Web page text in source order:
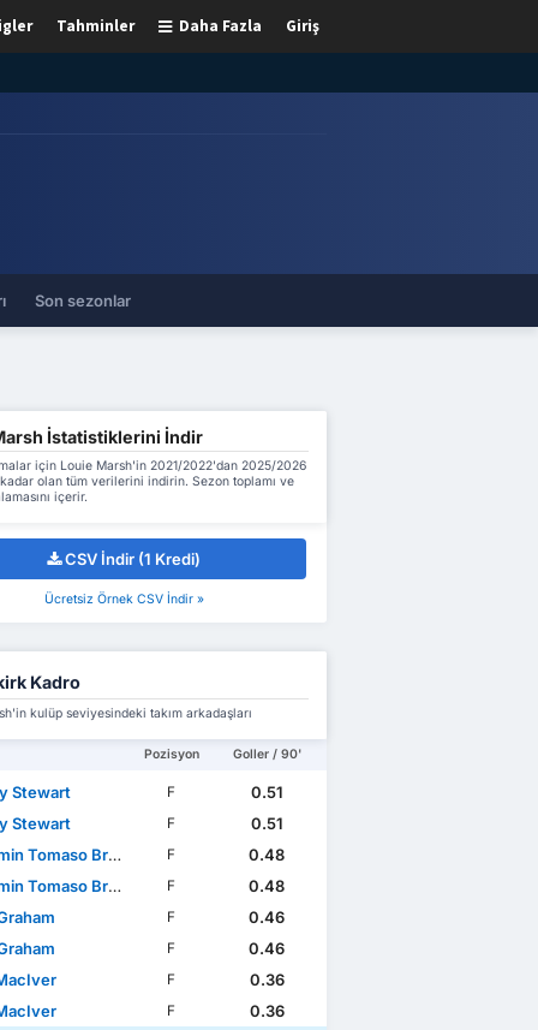
Giriş
Daha Fazla
Tahminler
Son sezonlar
İstatistiklerini İndir
için Louie Marsh'in 2021/2022'dan 2025/2026
olan tüm verilerini indirin. Sezon toplamı ve
içerir.
CSV İndir (1 Kredi)
Ücretsiz Örnek CSV İndir »
Kadro
kulüp seviyesindeki takım arkadaşları
Pozisyon Goller / 90'
Stewart F
0.51
Stewart
F
0.51
Tomaso Broggio
F
0.48
Tomaso Broggio
F
0.48
F
0.46
F
0.46
F
0.36
F
0.36